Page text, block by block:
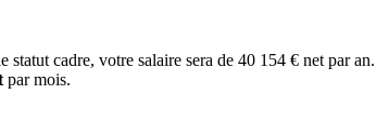
statut cadre, votre salaire sera de 40 154 € net par an.
par mois.